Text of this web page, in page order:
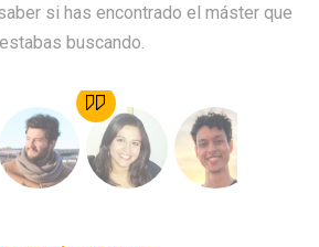
si has encontrado el máster que
estabas buscando.